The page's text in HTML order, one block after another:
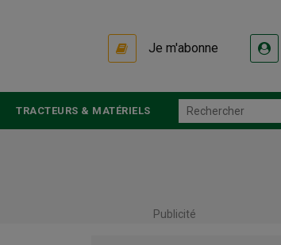
Je m'abonne
TRACTEURS & MATÉRIELS
Publicité